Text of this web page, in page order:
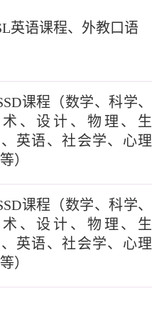
英语课程、外教口语
课程（数学、科学、
术、设计、物理、生
英语、社会学、心理
）
课程（数学、科学、
术、设计、物理、生
英语、社会学、心理
）